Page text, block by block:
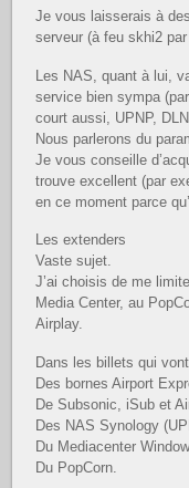
Je vous laisserais à
serveur (à feu skhi2
Les NAS, quant à lui,
service bien sympa
court aussi, UPNP,
Nous parlerons du
Je vous conseille
trouve excellent (par
en ce moment parce
Les extenders
Vaste sujet.
J’ai choisis de me
Media Center, au
Airplay.
Dans les billets qui
Des bornes Airport
De Subsonic, iSub et
Des NAS Synology
Du Mediacenter
Du PopCorn.